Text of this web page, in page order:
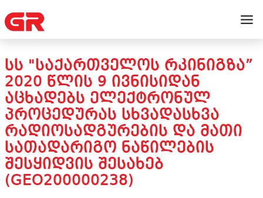
ᲡᲡ "ᲡᲐᲥᲐᲠᲗᲕᲔᲚᲝᲡ ᲠᲙᲘᲜᲘᲒᲖᲐ”
2020 ᲬᲚᲘᲡ 9 ᲘᲕᲜᲘᲡᲘᲓᲐᲜ
ᲐᲪᲮᲐᲓᲔᲑᲡ ᲔᲚᲔᲥᲢᲠᲝᲜᲣᲚ
ᲞᲠᲝᲪᲔᲓᲣᲠᲐᲡ ᲡᲮᲕᲐᲓᲐᲡᲮᲕᲐ
ᲠᲐᲓᲘᲝᲡᲐᲓᲒᲣᲠᲔᲑᲘᲡ ᲓᲐ ᲛᲐᲗᲘ
ᲡᲐᲗᲐᲓᲐᲠᲘᲒᲝ ᲜᲐᲬᲘᲚᲔᲑᲘᲡ
ᲨᲔᲡᲧᲘᲓᲕᲘᲡ ᲨᲔᲡᲐᲮᲔᲑ
(GEO200000238)